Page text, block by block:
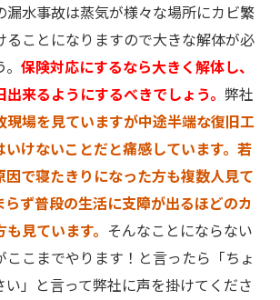
漏水事故は蒸気が様々な場所にカビ繁
ることになりますので大きな解体が必
保険対応にするなら大きく解体し、
来るようにするべきでしょう。 弊社
現場を見ていますが中途半端な復旧工
いけないことだと痛感しています。若
因で寝たきりになった方も複数人見て
らず普段の生活に支障が出るほどのカ
見ています。 そんなことにならない
ここまでやります！と言ったら「ちょ
い」と言って弊社に声を掛けてくださ